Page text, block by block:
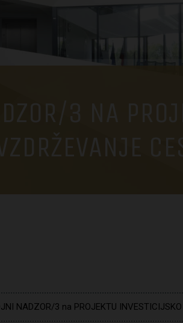
3 NA
NADZOR/3 na PROJEKTU